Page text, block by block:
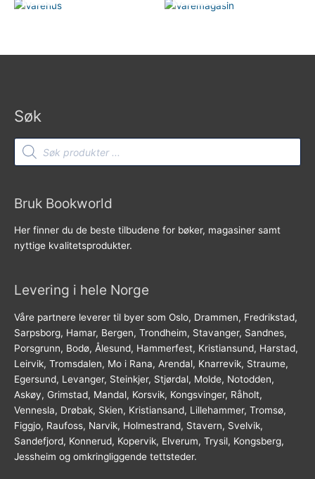
Søk
Products
search
Bruk Bookworld
Her finner du de beste tilbudene for bøker, magasiner samt
nyttige kvalitetsprodukter.
Levering i hele Norge
Våre partnere leverer til byer som Oslo, Drammen, Fredrikstad,
Sarpsborg, Hamar, Bergen, Trondheim, Stavanger, Sandnes,
Porsgrunn, Bodø, Ålesund, Hammerfest, Kristiansund, Harstad,
Leirvik, Tromsdalen, Mo i Rana, Arendal, Knarrevik, Straume,
Egersund, Levanger, Steinkjer, Stjørdal, Molde, Notodden,
Askøy, Grimstad, Mandal, Korsvik, Kongsvinger, Råholt,
Vennesla, Drøbak, Skien, Kristiansand, Lillehammer, Tromsø,
Figgjo, Raufoss, Narvik, Holmestrand, Stavern, Svelvik,
Sandefjord, Konnerud, Kopervik, Elverum, Trysil, Kongsberg,
Jessheim og omkringliggende tettsteder.